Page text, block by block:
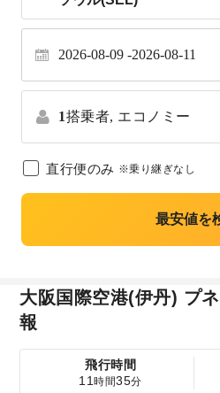
2026-08-09 2026-08-11
1搭乗者, エコノミー
直行便のみ ※乗り継ぎなし
最安値を
大阪国際空港(伊丹) プ
報
飛行時間
11時間35分